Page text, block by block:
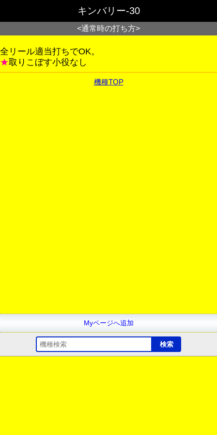
キンバリー-30
<通常時の打ち方>
全リール適当打ちでOK。
★取りこぼす小役なし
機種TOP
Myページへ追加